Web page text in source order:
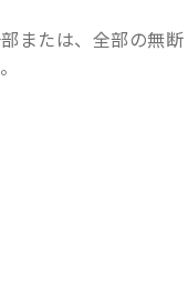
または、全部の無断